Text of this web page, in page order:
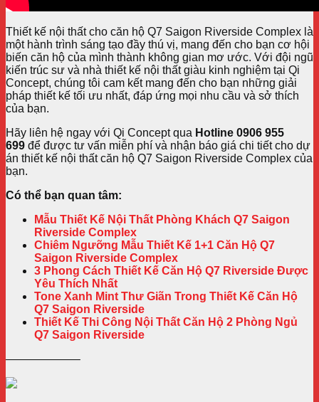
Thiết kế nội thất cho căn hộ Q7 Saigon Riverside Complex là
một hành trình sáng tạo đầy thú vị, mang đến cho bạn cơ hội
biến căn hộ của mình thành không gian mơ ước. Với đội ngũ
kiến trúc sư và nhà thiết kế nội thất giàu kinh nghiệm tại Qi
Concept, chúng tôi cam kết mang đến cho bạn những giải
pháp thiết kế tối ưu nhất, đáp ứng mọi nhu cầu và sở thích
của bạn.
Hãy liên hệ ngay với Qi Concept qua Hotline 0906 955
699 để được tư vấn miễn phí và nhận báo giá chi tiết cho dự
án thiết kế nội thất căn hộ Q7 Saigon Riverside Complex của
bạn.
Có thể bạn quan tâm:
Mẫu Thiết Kế Nội Thất Phòng Khách Q7 Saigon
Riverside Complex
Chiêm Ngưỡng Mẫu Thiết Kế 1+1 Căn Hộ Q7
Saigon Riverside Complex
3 Phong Cách Thiết Kế Căn Hộ Q7 Riverside Được
Yêu Thích Nhất
Tone Xanh Mint Thư Giãn Trong Thiết Kế Căn Hộ
Q7 Saigon Riverside
Thiết Kế Thi Công Nội Thất Căn Hộ 2 Phòng Ngủ
Q7 Saigon Riverside
——————–